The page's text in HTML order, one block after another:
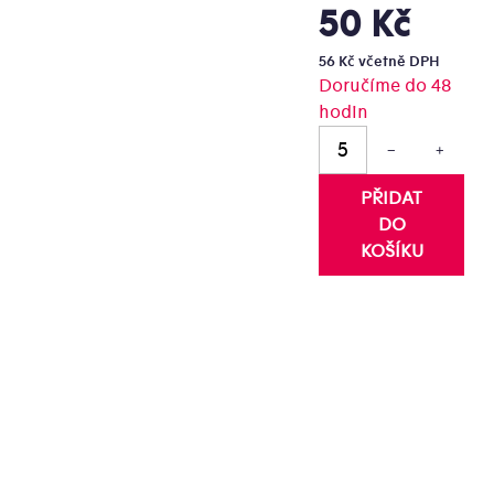
50 Kč
56 Kč včetně DPH
Měrná
cena:
Doručíme do 48
hodin
+
−
PŘIDAT
DO
KOŠÍKU